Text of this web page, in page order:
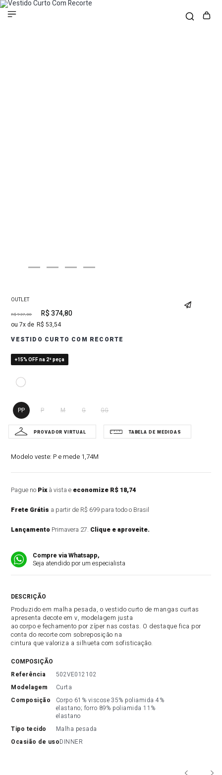
OUTLET
R$ 937,00 R$ 374,80
7 R$ 53,54
VESTIDO CURTO COM RECORTE
+15% OFF na 2ª peça
PP P M G GG
Modelo veste: P e mede 1,74M
Pague no Pixà vista e economize R$ 18,74
Frete Grátis a partir de R$ 699 para todo o Brasil
Lançamento Primavera 27. Clique e aproveite.
Compre via Whatsapp,
Seja atendido por um especialista
Produzido em malha pesada, o vestido curto de mangas curtas
apresenta decote em v, modelagem justa
ao corpo e fechamento por zíper nas costas. O destaque fica por
conta do recorte com sobreposição na
cintura que valoriza a silhueta com sofisticação.
COMPOSIÇÃO
referência
502VE012102
modelagem
Curta
composição
Corpo 61% viscose 35% poliamida 4%
elastano; forro 89% poliamida 11%
elastano
tipo tecido
Malha pesada
ocasião de usoDINNER